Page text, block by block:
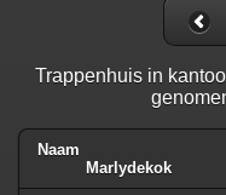
Trappenhuis in
Naam
Marlydekok